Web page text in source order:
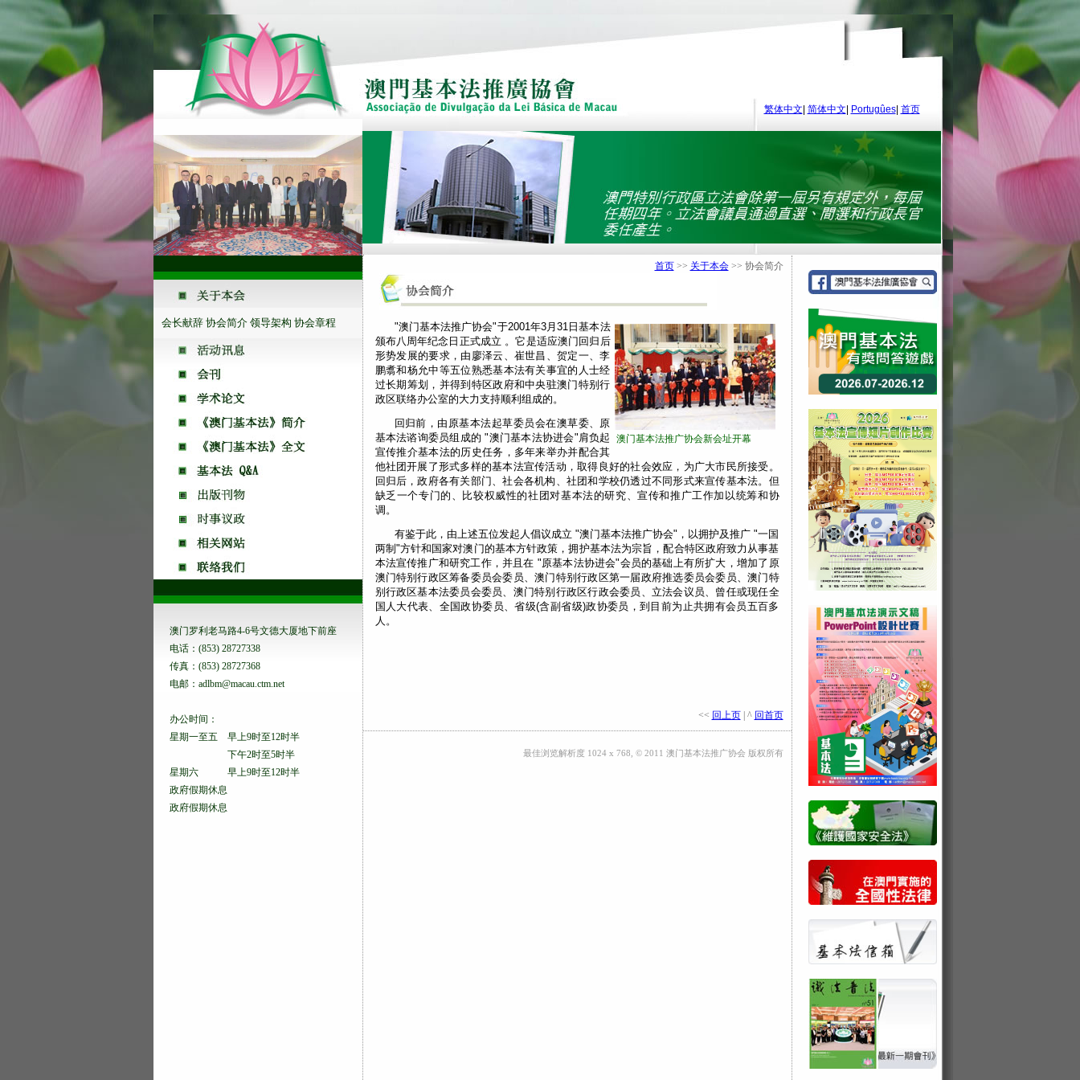
繁体中文 简体中文 Portugûes| 首页
会长献辞 协会简介 领导架构 协会章程
澳门罗利老马路4-6号文德大厦地下前座
电话：(853) 28727338
传真：(853) 28727368
电邮：adlbm@macau.ctm.net
办公时间：
星期一至五 早上9时至12时半
下午2时至5时半
星期六 早上9时至12时半
政府假期休息
政府假期休息
首页>> 关于本会>> 协会简介
澳门基本法推广协会新会址开幕
"澳门基本法推广协会"于2001年3月31日基本法
颁布八周年纪念日正式成立 。它是适应澳门回归后
形势发展的要求，由廖泽云、崔世昌、贺定一、李
鹏翥和杨允中等五位熟悉基本法有关事宜的人士经
过长期筹划，并得到特区政府和中央驻澳门特别行
政区联络办公室的大力支持顺利组成的。
回归前，由原基本法起草委员会在澳草委、原
基本法谘询委员组成的 "澳门基本法协进会"肩负起
宣传推介基本法的历史任务，多年来举办并配合其
他社团开展了形式多样的基本法宣传活动，取得良好的社会效应，为广大市民所接受。
回归后，政府各有关部门、社会各机构、社团和学校仍透过不同形式来宣传基本法。但
缺乏一个专门的、比较权威性的社团对基本法的研究、宣传和推广工作加以统筹和协
调。
有鉴于此，由上述五位发起人倡议成立 "澳门基本法推广协会"，以拥护及推广 "一国
两制"方针和国家对澳门的基本方针政策，拥护基本法为宗旨，配合特区政府致力从事基
本法宣传推广和研究工作，并且在 "原基本法协进会"会员的基础上有所扩大，增加了原
澳门特别行政区筹备委员会委员、澳门特别行政区第一届政府推选委员会委员、澳门特
别行政区基本法委员会委员、澳门特别行政区行政会委员、立法会议员、曾任或现任全
国人大代表、全国政协委员、省级(含副省级)政协委员，到目前为止共拥有会员五百多
人。
<< 回上页| ^ 回首页
最佳浏览解析度 1024 x 768, © 2011 澳门基本法推广协会 版权所有